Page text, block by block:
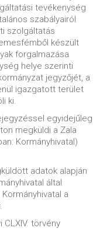
tevékenység
szabályairól
szolgáltatás
készült
forgalmazása
helye szerinti
jegyzőjét, a
igazgatott terület
ki.
egyidejűleg
megküldi a Zala
Kormányhivatal)
adatok alapján
által
a
törvény